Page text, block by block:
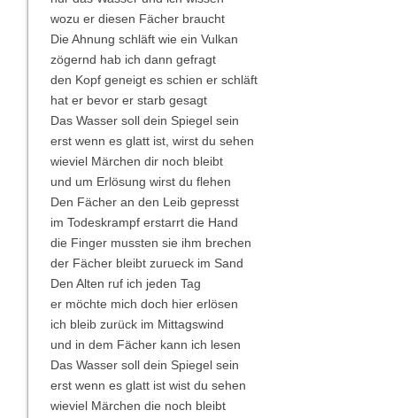
wozu er diesen Fächer braucht
Die Ahnung schläft wie ein Vulkan
zögernd hab ich dann gefragt
den Kopf geneigt es schien er schläft
hat er bevor er starb gesagt
Das Wasser soll dein Spiegel sein
erst wenn es glatt ist, wirst du sehen
wieviel Märchen dir noch bleibt
und um Erlösung wirst du flehen
Den Fächer an den Leib gepresst
im Todeskrampf erstarrt die Hand
die Finger mussten sie ihm brechen
der Fächer bleibt zurueck im Sand
Den Alten ruf ich jeden Tag
er möchte mich doch hier erlösen
ich bleib zurück im Mittagswind
und in dem Fächer kann ich lesen
Das Wasser soll dein Spiegel sein
erst wenn es glatt ist wist du sehen
wieviel Märchen die noch bleibt